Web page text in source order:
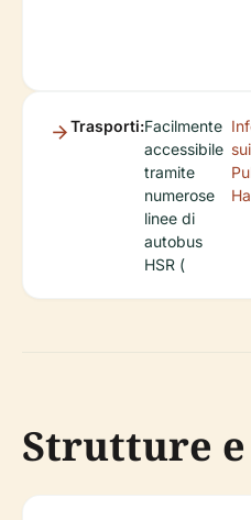
Trasporti:Facilmente
accessibile
tramite
numerose
linee di
autobus
HSR (
Strutture